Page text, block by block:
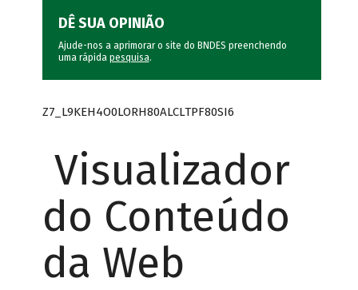
DÊ SUA OPINIÃO
Ajude-nos a aprimorar o site do BNDES preenchendo
uma rápida pesquisa.
Z7_L9KEH4O0LORH80ALCLTPF80SI6
Visualizador
do Conteúdo
da Web